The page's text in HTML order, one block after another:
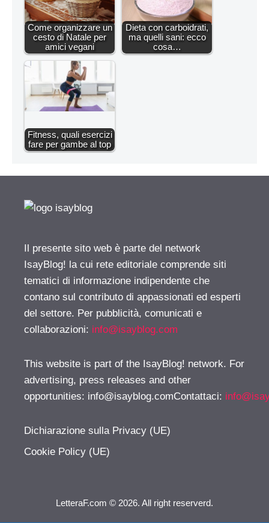
Come organizzare un
cesto di Natale per
amici vegani
Dieta con carboidrati,
ma quelli sani: ecco
cosa…
Fitness, quali esercizi
fare per gambe al top
Il presente sito web è parte del network
IsayBlog! la cui rete editoriale comprende siti
tematici di informazione indipendente che
contano sul contributo di appassionati ed esperti
del settore. Per pubblicità, comunicati e
collaborazioni: info@isayblog.com
This website is part of the IsayBlog! network. For
advertising, press releases and other
opportunities: info@isayblog.comContattaci:
Dichiarazione sulla Privacy (UE)
Cookie Policy (UE)
LetteraF.com © 2026. All right reserverd.